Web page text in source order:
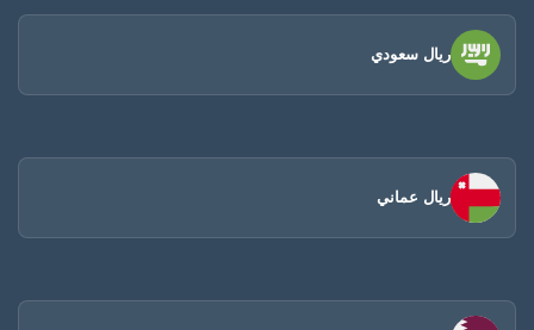
ريال سعودي
ريال عماني